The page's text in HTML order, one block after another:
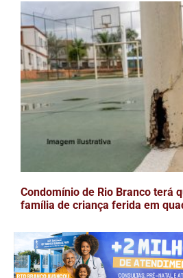
Condomínio de Rio Branco terá
família de criança ferida em